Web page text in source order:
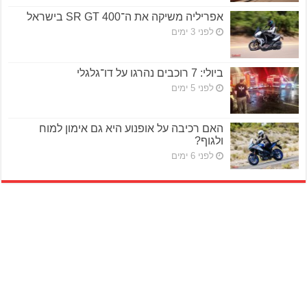
אפריליה משיקה את ה־SR GT 400 בישראל
לפני 3 ימים
ביולי: 7 רוכבים נהרגו על דו־גלגלי
לפני 5 ימים
האם רכיבה על אופנוע היא גם אימון למוח
ולגוף?
לפני 6 ימים